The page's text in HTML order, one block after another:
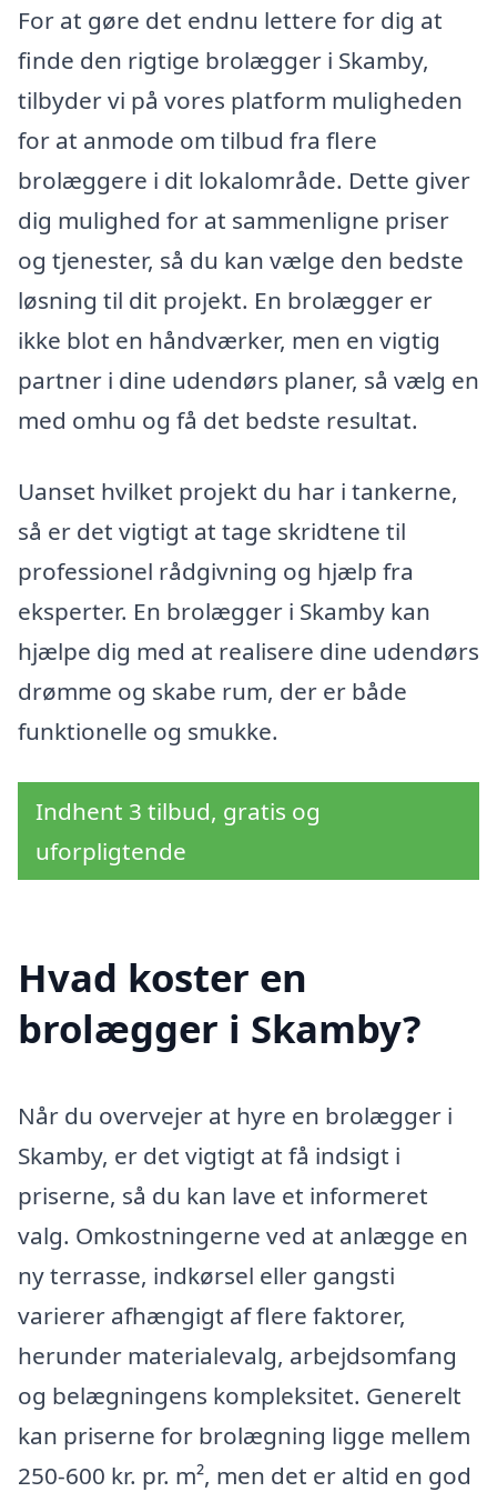
For at gøre det endnu lettere for dig at
finde den rigtige brolægger i Skamby,
tilbyder vi på vores platform muligheden
for at anmode om tilbud fra flere
brolæggere i dit lokalområde. Dette giver
dig mulighed for at sammenligne priser
og tjenester, så du kan vælge den bedste
løsning til dit projekt. En brolægger er
ikke blot en håndværker, men en vigtig
partner i dine udendørs planer, så vælg en
med omhu og få det bedste resultat.
Uanset hvilket projekt du har i tankerne,
så er det vigtigt at tage skridtene til
professionel rådgivning og hjælp fra
eksperter. En brolægger i Skamby kan
hjælpe dig med at realisere dine udendørs
drømme og skabe rum, der er både
funktionelle og smukke.
Indhent 3 tilbud, gratis og
uforpligtende
Hvad koster en
brolægger i Skamby?
Når du overvejer at hyre en brolægger i
Skamby, er det vigtigt at få indsigt i
priserne, så du kan lave et informeret
valg. Omkostningerne ved at anlægge en
ny terrasse, indkørsel eller gangsti
varierer afhængigt af flere faktorer,
herunder materialevalg, arbejdsomfang
og belægningens kompleksitet. Generelt
kan priserne for brolægning ligge mellem
250-600 kr. pr. m², men det er altid en god